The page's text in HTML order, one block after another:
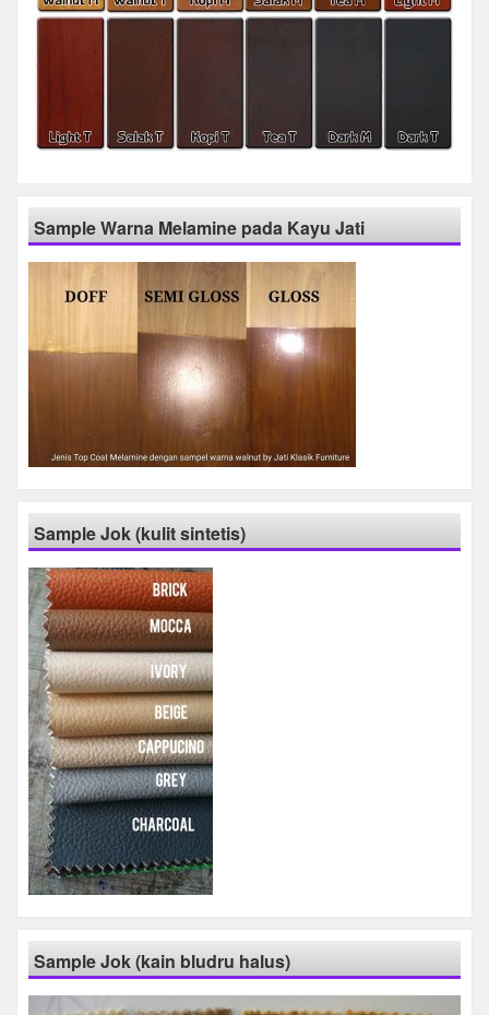
Sample Warna Melamine pada Kayu Jati
Sample Jok (kulit sintetis)
Sample Jok (kain bludru halus)